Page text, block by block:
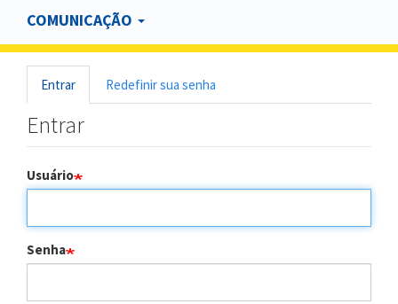
COMUNICAÇÃO
Abas
primárias
Entrar
ativa)
Redefinir sua senha
Entrar
Usuário
Senha